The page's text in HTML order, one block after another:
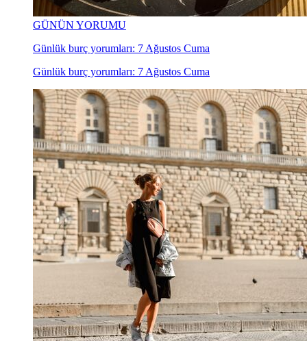
GÜNÜN YORUMU
Günlük burç yorumları: 7 Ağustos Cuma
Günlük burç yorumları: 7 Ağustos Cuma